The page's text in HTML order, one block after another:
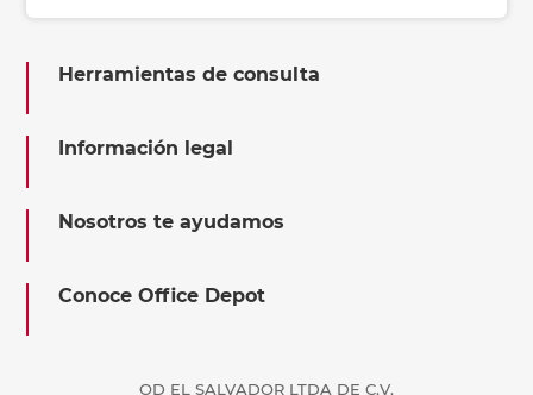
Herramientas de consulta
Información legal
Nosotros te ayudamos
Conoce Office Depot
OD EL SALVADOR LTDA DE C.V.